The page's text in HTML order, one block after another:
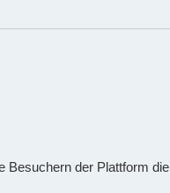
Besuchern der Plattform die